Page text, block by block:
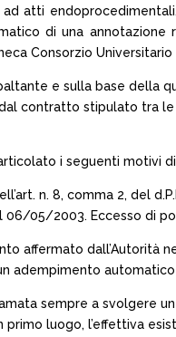
ad atti
di una
Consorzio Universitario
e sulla base della
contratto stipulato tra
i seguenti motivi
n. 8, comma 2, del
05/2003. Eccesso di
affermato
adempimento
sempre a
luogo, l’effettiva